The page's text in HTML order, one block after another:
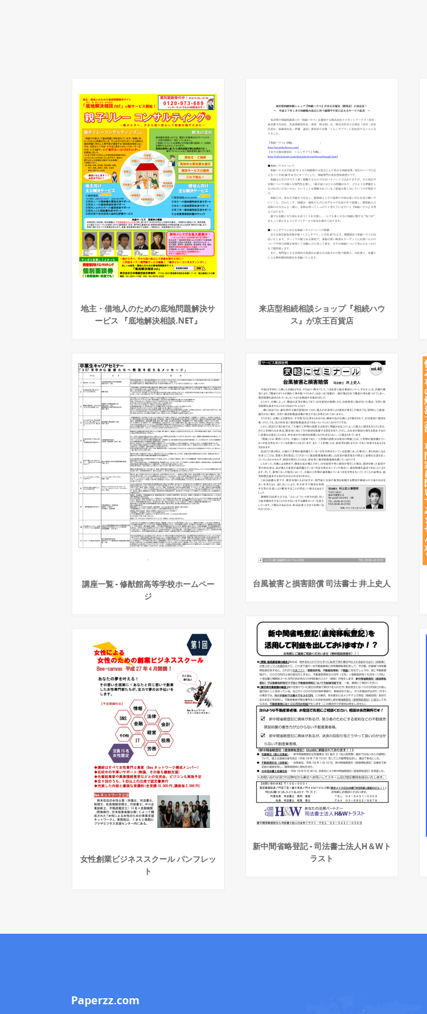
地主・借地人のための底地問題解決サ
ービス 『底地解決相談.NET』
来店型相続相談ショップ『相続ハウ
ス』が京王百貨店
講座一覧 - 修猷館高等学校ホームペー
ジ
台風被害と損害賠償 司法書士 井上史人
新中間省略登記 - 司法書士法人H＆Wト
ラスト
女性創業ビジネススクール パンフレッ
ト
Paperzz.com